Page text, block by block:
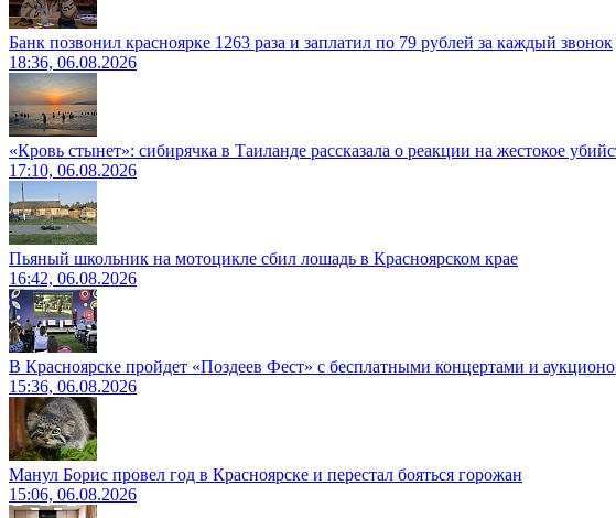
Банк позвонил красноярке 1263 раза и заплатил по 79 рублей за каждый звонок
18:36, 06.08.2026
«Кровь стынет»: сибирячка в Таиланде рассказала о реакции на жестокое
17:10, 06.08.2026
Пьяный школьник на мотоцикле сбил лошадь в Красноярском крае
16:42, 06.08.2026
В Красноярске пройдет «Поздеев Фест» с бесплатными концертами и
15:36, 06.08.2026
Манул Борис провел год в Красноярске и перестал бояться горожан
15:06, 06.08.2026